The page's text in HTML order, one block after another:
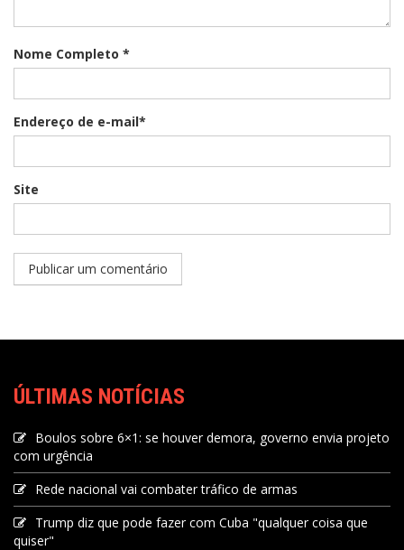
Nome Completo *
Endereço de e-mail*
Site
ÚLTIMAS NOTÍCIAS
Boulos sobre 6×1: se houver demora, governo envia projeto
com urgência
Rede nacional vai combater tráfico de armas
Trump diz que pode fazer com Cuba "qualquer coisa que
quiser"